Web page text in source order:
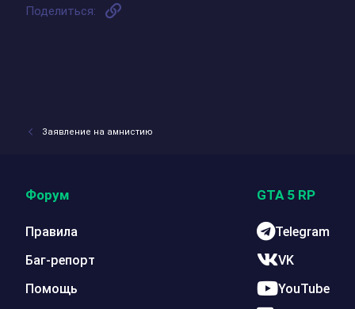
Поделиться:
Заявление на амнистию
Форум
Правила
Баг-репорт
Помощь
GTA 5 RP
Telegram
VK
YouTube